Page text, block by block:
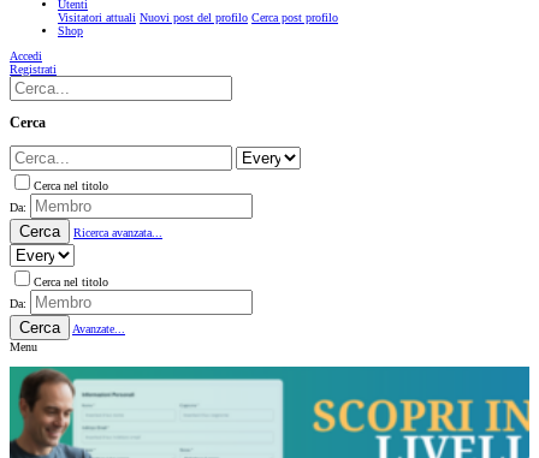
Utenti
Visitatori attuali Nuovi post del profilo Cerca post profilo
Shop
Accedi
Registrati
Cerca
Cerca nel titolo
Da:
Cerca Ricerca avanzata...
Cerca nel titolo
Da:
Cerca
Avanzate...
Menu